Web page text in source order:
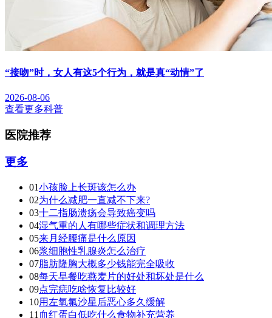
“接吻”时，女人有这5个行为，就是真“动情”了
2026-08-06
查看更多科普
医院推荐
更多
01小孩脸上长斑该怎么办
02为什么减肥一直减不下来?
03十二指肠溃疡会导致癌变吗
04湿气重的人有哪些症状和调理方法
05来月经腰痛是什么原因
06浆细胞性乳腺炎怎么治疗
07脂肪隆胸大概多少钱能完全吸收
08每天早餐吃燕麦片的好处和坏处是什么
09点完痣吃啥恢复比较好
10用左氧氟沙星后恶心多久缓解
11 血红蛋白低吃什么食物补充营养